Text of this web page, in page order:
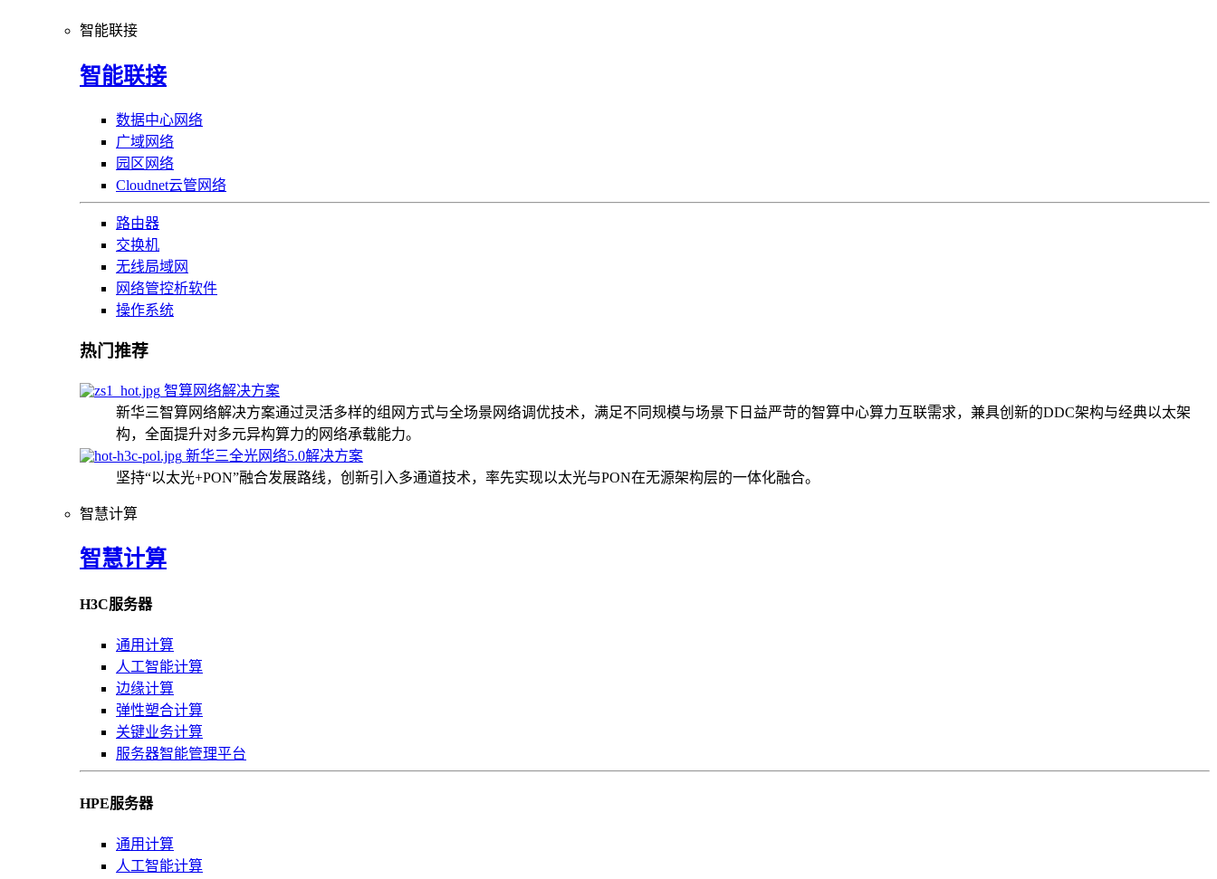
智能联接
智能联接
数据中心网络
广域网络
园区网络
Cloudnet云管网络
路由器
交换机
无线局域网
网络管控析软件
操作系统
热门推荐
智算网络解决方案
新华三智算网络解决方案通过灵活多样的组网方式与全场景网络调优技术，满足不同规模与场景下日益严苛的智算中心算力互联需求，兼具创新的DDC架构与经典以太架
构，全面提升对多元异构算力的网络承载能力。
新华三全光网络5.0解决方案
坚持“以太光+PON”融合发展路线，创新引入多通道技术，率先实现以太光与PON在无源架构层的一体化融合。
智慧计算
智慧计算
H3C服务器
通用计算
人工智能计算
边缘计算
弹性塑合计算
关键业务计算
服务器智能管理平台
HPE服务器
通用计算
人工智能计算